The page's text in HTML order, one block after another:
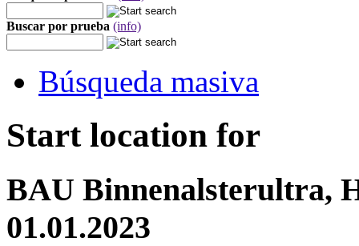
Buscar por prueba (info)
Búsqueda masiva
Start location for
BAU Binnenalsterultra,
01.01.2023